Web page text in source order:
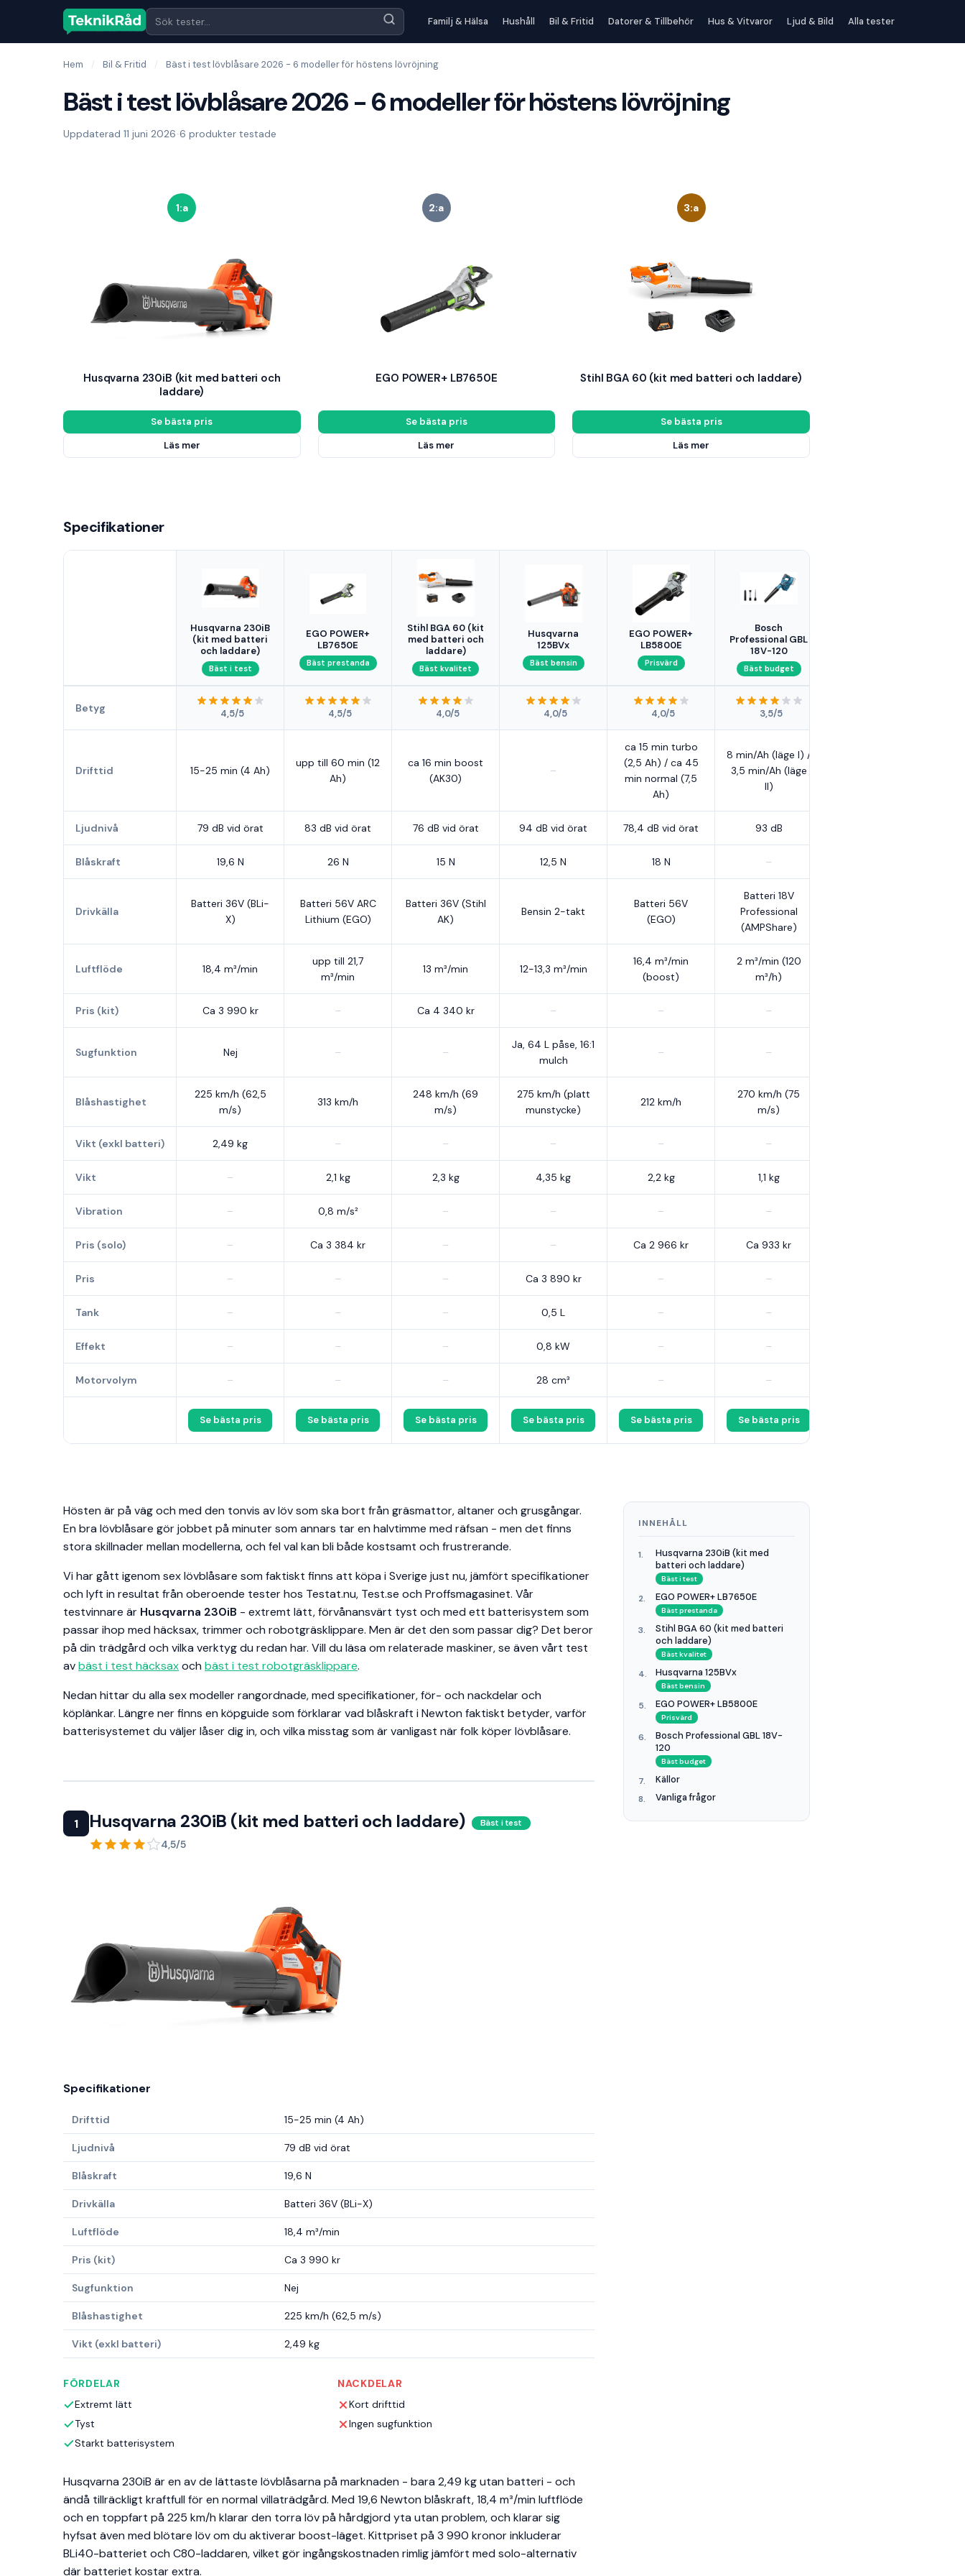
Familj & Hälsa Hushåll Bil & Fritid Datorer & Tillbehör Hus & Vitvaror Ljud & Bild Alla tester
Hem / Bil & Fritid / Bäst i test lövblåsare 2026 - 6 modeller för höstens lövröjning
Bäst i test lövblåsare 2026 - 6 modeller för höstens lövröjning
Uppdaterad 11 juni 2026•6 produkter testade
1:a
Husqvarna 230iB (kit med batteri och
laddare)
Se bästa pris
Läs mer
2:a
EGO POWER+ LB7650E
Se bästa pris
Läs mer
3:a
Stihl BGA 60 (kit med batteri och laddare)
Se bästa pris
Läs mer
Specifikationer
Husqvarna 230iB
(kit med batteri
och laddare)
Bäst i test
EGO POWER+
LB7650E
Bäst prestanda
Stihl BGA 60 (kit
med batteri och
laddare)
Bäst kvalitet
Husqvarna
125BVx
Bäst bensin
EGO POWER+
LB5800E
Prisvärd
Bosch
Professional GBL
18V-120
Bäst budget
Betyg 4,5/5 4,5/5 4,0/5 4,0/5 4,0/5 3,5/5
Drifttid 15-25 min (4 Ah)
upp till 60 min (12
Ah)
ca 16 min boost
(AK30)
–
ca 15 min turbo
(2,5 Ah) / ca 45
min normal (7,5
Ah)
8 min/Ah (läge I) /
3,5 min/Ah (läge
II)
Ljudnivå 79 dB vid örat 83 dB vid örat 76 dB vid örat 94 dB vid örat 78,4 dB vid örat 93 dB
Blåskraft 19,6 N 26 N 15 N 12,5 N 18 N –
Drivkälla
Batteri 36V (BLi-
X)
Batteri 56V ARC
Lithium (EGO)
Batteri 36V (Stihl
AK)
Bensin 2-takt
Batteri 56V
(EGO)
Batteri 18V
Professional
(AMPShare)
Luftflöde 18,4 m³/min
upp till 21,7
m³/min
13 m³/min 12-13,3 m³/min
16,4 m³/min
(boost)
2 m³/min (120
m³/h)
Pris (kit) Ca 3 990 kr – Ca 4 340 kr – – –
Sugfunktion Nej – –
Ja, 64 L påse, 16:1
mulch
– –
Blåshastighet
225 km/h (62,5
m/s)
313 km/h
248 km/h (69
m/s)
275 km/h (platt
munstycke)
212 km/h
270 km/h (75
m/s)
Vikt (exkl batteri) 2,49 kg – – – – –
Vikt – 2,1 kg 2,3 kg 4,35 kg 2,2 kg 1,1 kg
Vibration – 0,8 m/s² – – – –
Pris (solo) – Ca 3 384 kr – – Ca 2 966 kr Ca 933 kr
Pris – – – Ca 3 890 kr – –
Tank – – – 0,5 L – –
Effekt – – – 0,8 kW – –
Motorvolym – – – 28 cm³ – –
Se bästa pris Se bästa pris Se bästa pris Se bästa pris Se bästa pris Se bästa pris
Hösten är på väg och med den tonvis av löv som ska bort från gräsmattor, altaner och grusgångar.
En bra lövblåsare gör jobbet på minuter som annars tar en halvtimme med räfsan - men det finns
stora skillnader mellan modellerna, och fel val kan bli både kostsamt och frustrerande.
Vi har gått igenom sex lövblåsare som faktiskt finns att köpa i Sverige just nu, jämfört specifikationer
och lyft in resultat från oberoende tester hos Testat.nu, Test.se och Proffsmagasinet. Vår
testvinnare är Husqvarna 230iB - extremt lätt, förvånansvärt tyst och med ett batterisystem som
passar ihop med häcksax, trimmer och robotgräsklippare. Men är det den som passar dig? Det beror
på din trädgård och vilka verktyg du redan har. Vill du läsa om relaterade maskiner, se även vårt test
avbäst i test häcksaxoch bäst i test robotgräsklippare.
Nedan hittar du alla sex modeller rangordnade, med specifikationer, för- och nackdelar och
köplänkar. Längre ner finns en köpguide som förklarar vad blåskraft i Newton faktiskt betyder, varför
batterisystemet du väljer låser dig in, och vilka misstag som är vanligast när folk köper lövblåsare.
1 Husqvarna 230iB (kit med batteri och laddare) Bäst i test
4,5/5
Specifikationer
Drifttid 15-25 min (4 Ah)
Ljudnivå 79 dB vid örat
Blåskraft 19,6 N
Drivkälla Batteri 36V (BLi-X)
Luftflöde 18,4 m³/min
Pris (kit) Ca 3 990 kr
Sugfunktion Nej
Blåshastighet 225 km/h (62,5 m/s)
Vikt (exkl batteri) 2,49 kg
FÖRDELAR
Extremt lätt
Tyst
Starkt batterisystem
NACKDELAR
Kort drifttid
Ingen sugfunktion
Husqvarna 230iB är en av de lättaste lövblåsarna på marknaden - bara 2,49 kg utan batteri - och
ändå tillräckligt kraftfull för en normal villaträdgård. Med 19,6 Newton blåskraft, 18,4 m³/min luftflöde
och en toppfart på 225 km/h klarar den torra löv på hårdgjord yta utan problem, och klarar sig
hyfsat även med blötare löv om du aktiverar boost-läget. Kittpriset på 3 990 kronor inkluderar
BLi40-batteriet och C80-laddaren, vilket gör ingångskostnaden rimlig jämfört med solo-alternativ
där batteriet kostar extra.
INNEHÅLL
Husqvarna 230iB (kit med
batteri och laddare)
Bäst i test
EGO POWER+ LB7650E
Bäst prestanda
Stihl BGA 60 (kit med batteri
och laddare)
Bäst kvalitet
Husqvarna 125BVx
Bäst bensin
EGO POWER+ LB5800E
Prisvärd
Bosch Professional GBL 18V-
120
Bäst budget
Källor
Vanliga frågor